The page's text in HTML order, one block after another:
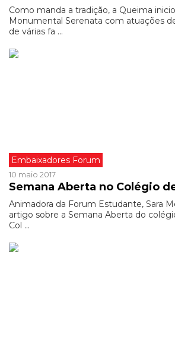
Como manda a tradição, a Queima
Monumental Serenata com atuações
de várias fa ...
Embaixadores Forum
10 maio 2017
Semana Aberta no Colégio
Animadora da Forum Estudante, Sara
artigo sobre a Semana Aberta do
Col ...